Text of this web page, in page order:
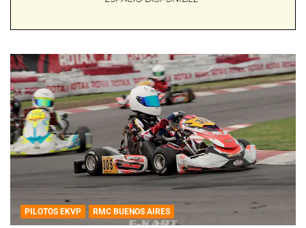
PILOTOS EKVP RMC BUENOS AIRES